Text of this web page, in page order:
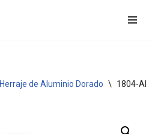
Herraje de Aluminio Dorado \ 1804-